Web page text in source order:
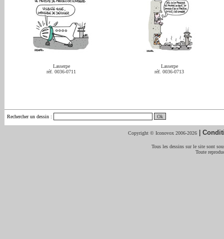
Lasserpe
réf. 0036-0711
Lasserpe
réf. 0036-0713
Rechercher un dessin :
Copyright © Iconovox 2006-2026 |
Tous les dessins sur le site sont
Toute